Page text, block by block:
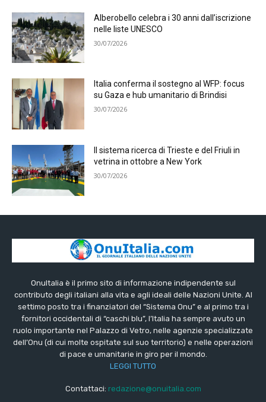
Alberobello celebra i 30 anni dall’iscrizione
nelle liste UNESCO
30/07/2026
Italia conferma il sostegno al WFP: focus
su Gaza e hub umanitario di Brindisi
30/07/2026
Il sistema ricerca di Trieste e del Friuli in
vetrina in ottobre a New York
30/07/2026
OnuItalia è il primo sito di informazione indipendente sul
contributo degli italiani alla vita e agli ideali delle Nazioni Unite. Al
settimo posto tra i finanziatori del “Sistema Onu” e al primo tra i
fornitori occidentali di “caschi blu”, l’Italia ha sempre avuto un
ruolo importante nel Palazzo di Vetro, nelle agenzie specializzate
dell’Onu (di cui molte ospitate sul suo territorio) e nelle operazioni
di pace e umanitarie in giro per il mondo.
LEGGI TUTTO
Contattaci: redazione@onuitalia.com